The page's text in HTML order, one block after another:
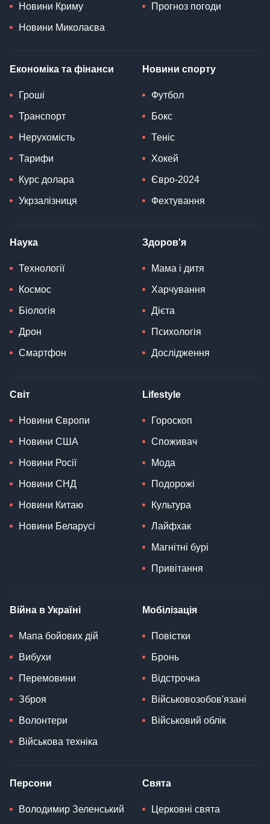
Новини Криму
Новини Миколаєва
Прогноз погоди
Економіка та фінанси
Гроші
Транспорт
Нерухомість
Тарифи
Курс долара
Укрзалізниця
Новини спорту
Футбол
Бокс
Теніс
Хокей
Євро-2024
Фехтування
Наука
Технології
Космос
Біологія
Дрон
Смартфон
Здоров'я
Мама і дитя
Харчування
Дієта
Психологія
Дослідження
Світ
Новини Європи
Новини США
Новини Росії
Новини СНД
Новини Китаю
Новини Беларусі
Lifestyle
Гороскоп
Споживач
Мода
Подорожі
Культура
Лайфхак
Магнітні бурі
Привітання
Війна в Україні
Мапа бойових дій
Вибухи
Перемовини
Зброя
Волонтери
Військова техніка
Мобілізація
Повістки
Бронь
Відстрочка
Військовозобов'язані
Військовий облік
Персони
Володимир Зеленський
Свята
Церковні свята